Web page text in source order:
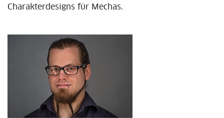
Charakterdesigns für Mechas.